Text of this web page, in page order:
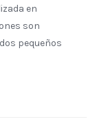
en
son
pequeños